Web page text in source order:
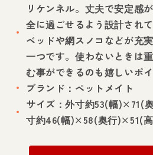
リケンネル。丈夫で安定感
全に過ごせるよう設計され
ベッドや網スノコなどが充
一つです。使わないときは
む事ができるのも嬉しいポイ
ブランド：ペットメイト
サイズ：外寸約53(幅)×71(
寸約46(幅)×58(奥行)×51(